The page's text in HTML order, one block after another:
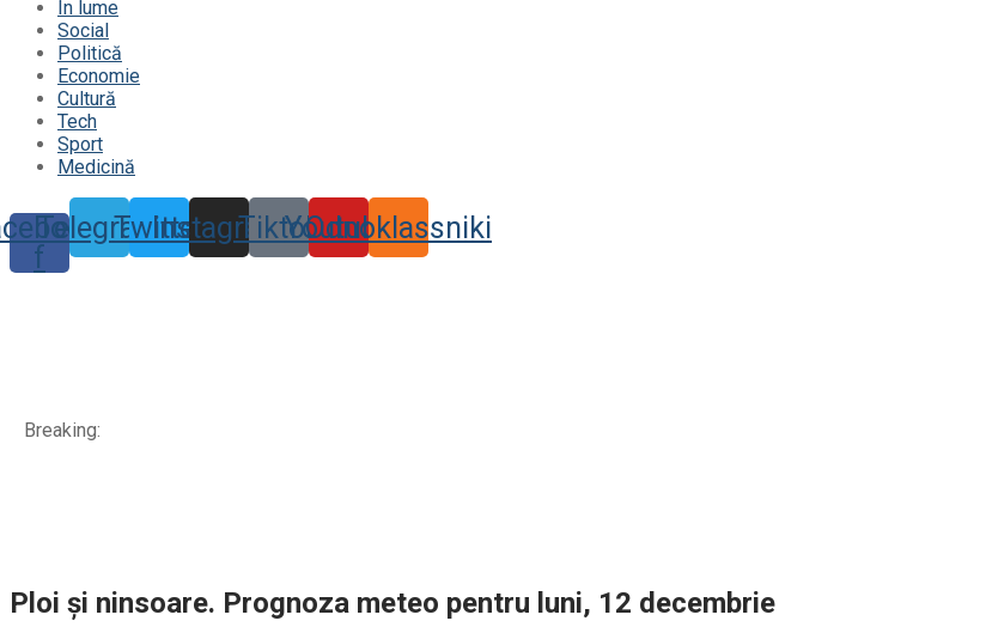
În lume
Social
Politică
Economie
Cultură
Tech
Sport
Medicină
f
TelegramTwitter
Instagram
TiktokYoutube
Odnoklassniki
Breaking:
Ploi și ninsoare. Prognoza meteo pentru luni, 12 decembrie